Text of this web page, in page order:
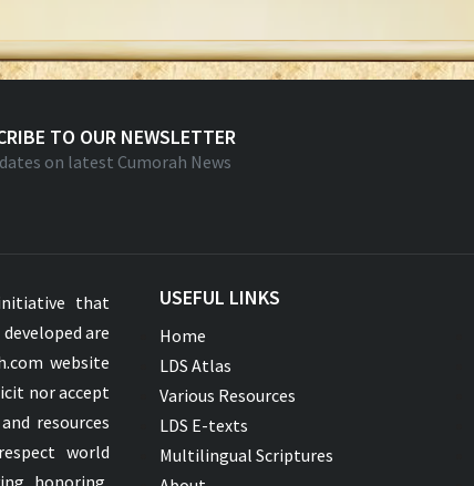
TO OUR NEWSLETTER
on latest Cumorah News
that
are
website
nor accept
resources
world
honoring,
USEFUL LINKS
Home
LDS Atlas
Various Resources
LDS E-texts
Multilingual Scriptures